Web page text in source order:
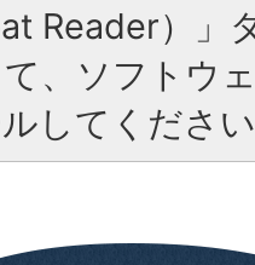
Reader）」
、ソフトウ
してくださ